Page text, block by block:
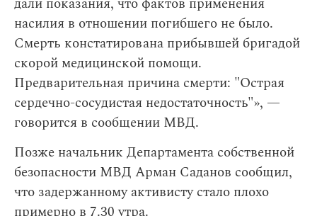
дали показания, что фактов применения
насилия в отношении погибшего не было.
Смерть констатирована прибывшей бригадой
скорой медицинской помощи.
Предварительная причина смерти: "Острая
сердечно-сосудистая недостаточность"», —
говорится в сообщении МВД.
Позже начальник Департамента собственной
безопасности МВД Арман Саданов сообщил,
что задержанному активисту стало плохо